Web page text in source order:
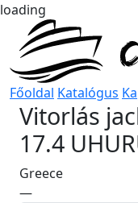
loading
Főoldal Katalógus
Vitorlás
17.4
Greece
—